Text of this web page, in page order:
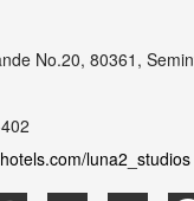
No.20, 80361,
luna2_studios